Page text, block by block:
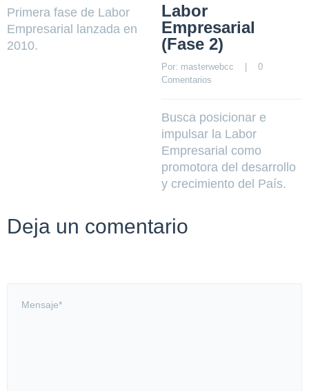
Primera fase de Labor
Empresarial lanzada en
2010.
Labor
Empresarial
(Fase 2)
Por: masterwebcc
0
Comentarios
Busca posicionar e
impulsar la Labor
Empresarial como
promotora del desarrollo
y crecimiento del País.
Deja un comentario